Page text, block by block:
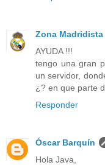
Zona Madridista
AYUDA !!!
tengo una gran
un servidor,
¿? en que parte
Responder
Óscar Barquín
Hola Java,